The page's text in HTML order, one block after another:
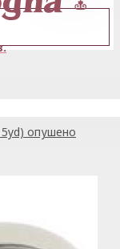
опушено